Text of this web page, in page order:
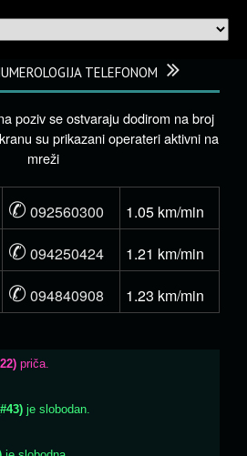
TELEFONOM
poziv se ostvaraju dodirom na broj
su prikazani operateri aktivni na
mreži
✆ 092560300
1.05 km/min
✆ 094250424
1.21 km/min
✆ 094840908 1.23 km/min